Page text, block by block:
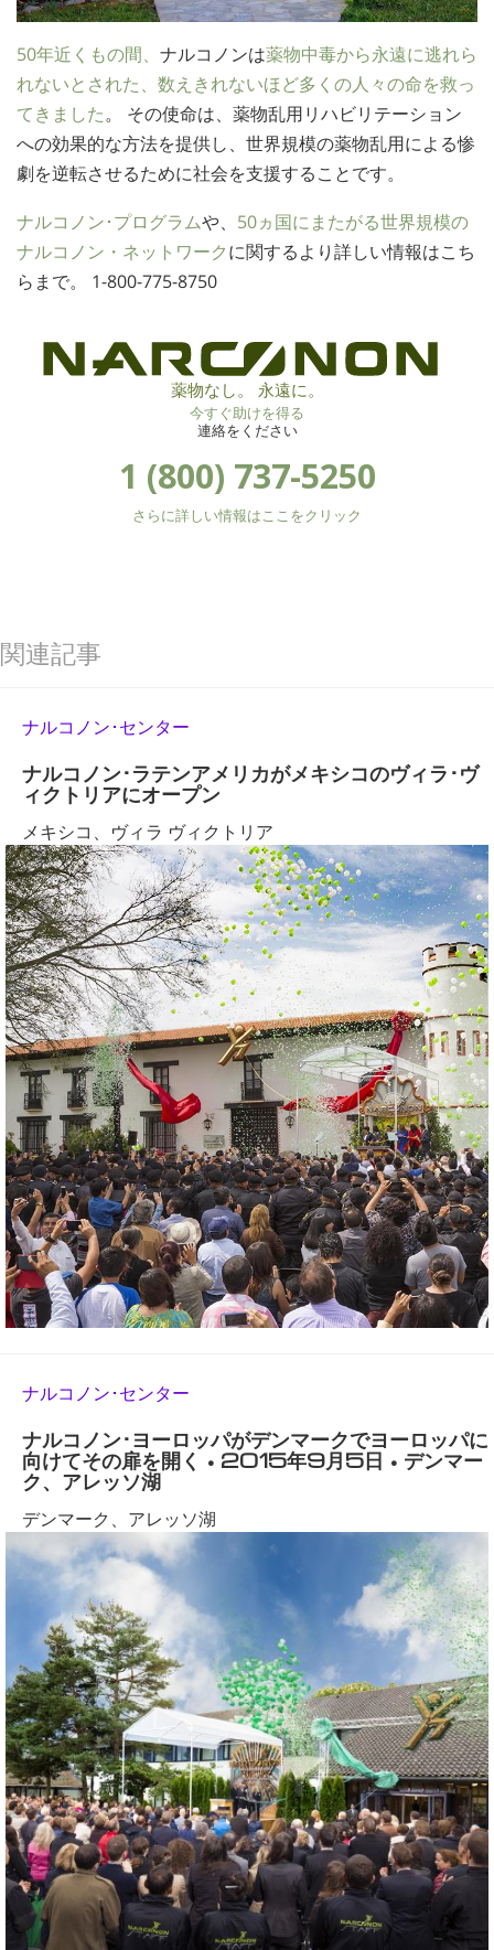
50年近くもの間、 ナルコノンは薬物中毒から永遠に逃れら
れないとされた、数えきれないほど多くの人々の命を救っ
てきました。 その使命は、薬物乱用リハビリテーション
への効果的な方法を提供し、世界規模の薬物乱用による惨
劇を逆転させるために社会を支援することです。
ナルコノン･プログラムや、 50ヵ国にまたがる世界規模の
ナルコノン・ネットワークに関するより詳しい情報はこち
らまで。 1-800-775-8750
薬物なし。 永遠に。
今すぐ助けを得る
連絡をください
1 (800) 737-5250
さらに詳しい情報はここをクリック
関連記事
ナルコノン･センター
ナルコノン･ラテンアメリカがメキシコのヴィラ･ヴ
ィクトリアにオープン
メキシコ、ヴィラ ヴィクトリア
ナルコノン･センター
ナルコノン･ヨーロッパがデンマークでヨーロッパに
向けてその扉を開く • 2015年9月5日 • デンマー
ク、アレッソ湖
デンマーク、アレッソ湖